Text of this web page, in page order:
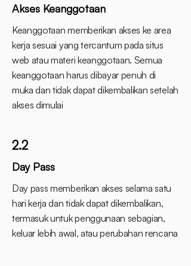
Akses Keanggotaan
Keanggotaan memberikan akses ke area
kerja sesuai yang tercantum pada situs
web atau materi keanggotaan. Semua
keanggotaan harus dibayar penuh di
muka dan tidak dapat dikembalikan setelah
akses dimulai
2.2
Day Pass
Day pass memberikan akses selama satu
hari kerja dan tidak dapat dikembalikan,
termasuk untuk penggunaan sebagian,
keluar lebih awal, atau perubahan rencana